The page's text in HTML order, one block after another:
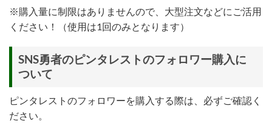
※購入量に制限はありませんので、大型注文などにご活用
ください！（使用は1回のみとなります）
SNS勇者のピンタレストのフォロワー購入に
ついて
ピンタレストのフォロワーを購入する際は、必ずご確認く
ださい。